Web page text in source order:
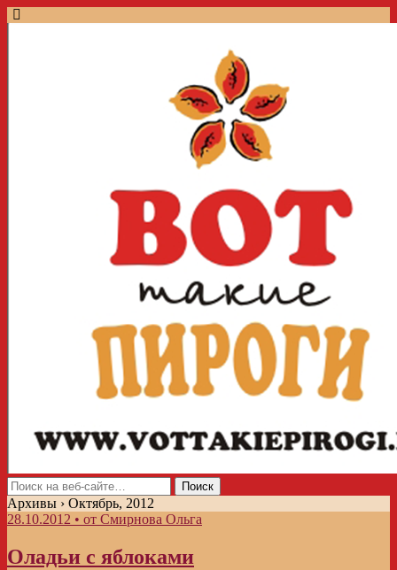
Архивы › Октябрь, 2012
28.10.2012 • от Смирнова Ольга
Оладьи с яблоками